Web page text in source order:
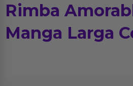
Rimba
Manga Larga